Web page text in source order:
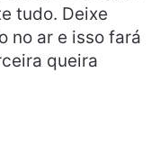
tudo. Deixe
no ar e isso fará
queira